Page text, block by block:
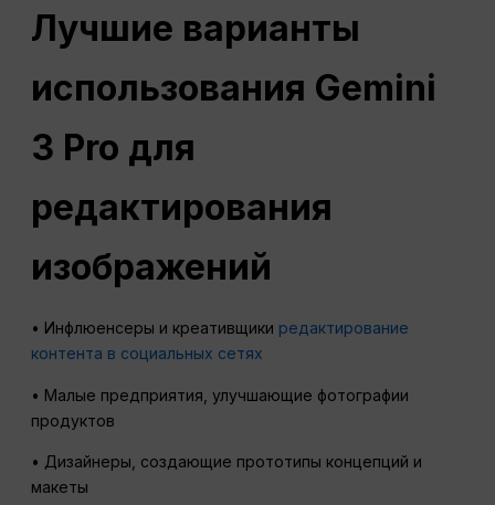
Лучшие варианты
использования Gemini
3 Pro для
редактирования
изображений
• Инфлюенсеры и креативщики редактирование
контента в социальных сетях
• Малые предприятия, улучшающие фотографии
продуктов
• Дизайнеры, создающие прототипы концепций и
макеты